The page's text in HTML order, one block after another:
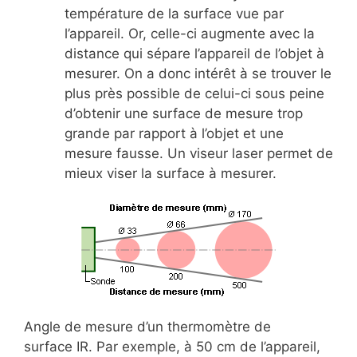
température de la surface vue par
l’appareil. Or, celle-ci augmente avec la
distance qui sépare l’appareil de l’objet à
mesurer. On a donc intérêt à se trouver le
plus près possible de celui-ci sous peine
d’obtenir une surface de mesure trop
grande par rapport à l’objet et une
mesure fausse. Un viseur laser permet de
mieux viser la surface à mesurer.
Angle de mesure d’un thermomètre de
surface IR. Par exemple, à 50 cm de l’appareil,